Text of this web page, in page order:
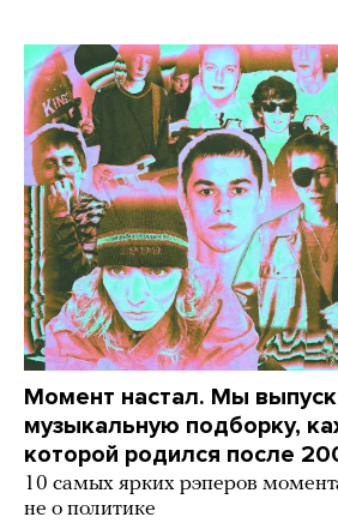
Момент настал. Мы
музыкальную подборку,
которой родился после
10 самых ярких рэперов
не о политике